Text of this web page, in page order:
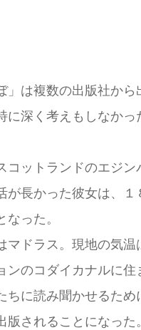
は複数の出版社か
に深く考えもしなか
ットランドのエジ
長かった彼女は、
った。
ドラス。現地の気
のコダイカナルに
ちに読み聞かせるた
されることになった